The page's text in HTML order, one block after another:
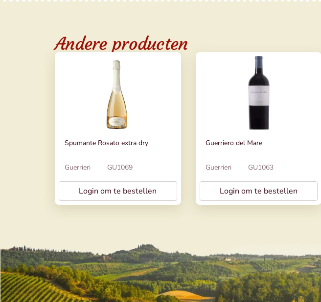
Andere producten
Spumante Rosato extra dry
Guerrieri GU1069
Login om te bestellen
Guerriero del Mare
Guerrieri GU1063
Login om te bestellen